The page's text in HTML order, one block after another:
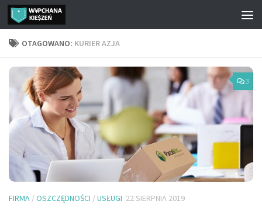
Przejdź do treści
OTAGOWANO: KURIER AZJA
3
FIRMA /OSZCZĘDNOŚCI /USŁUGI 22 SIERPNIA 2019